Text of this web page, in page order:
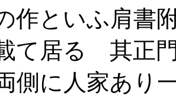
作といふ肩書
て居る 其正
側に人家あり